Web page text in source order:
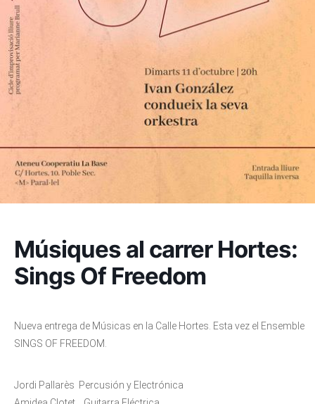
Músiques al carrer Hortes:
Sings Of Freedom
Nueva entrega de Músicas en la Calle Hortes. Esta vez el Ensemble
SINGS OF FREEDOM.
Jordi Pallarès Percusión y Electrónica